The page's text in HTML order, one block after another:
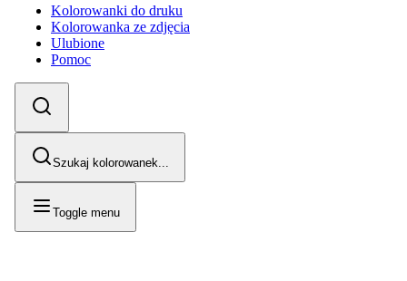
Kolorowanki do druku
Kolorowanka ze zdjęcia
Ulubione
Pomoc
Szukaj kolorowanek...
Toggle menu